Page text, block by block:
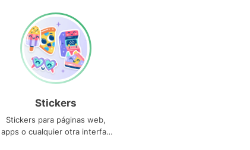
Stickers
Stickers para páginas web,
apps o cualquier otra interfaz